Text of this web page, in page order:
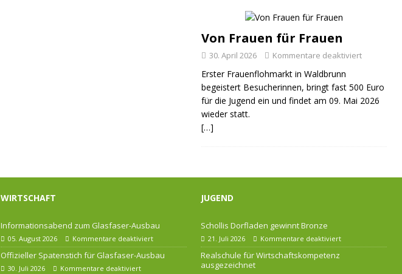
Von Frauen für Frauen
30. April 2026 Kommentare deaktiviert
Erster Frauenflohmarkt in Waldbrunn
begeistert Besucherinnen, bringt fast 500 Euro
für die Jugend ein und findet am 09. Mai 2026
wieder statt.
[…]
WIRTSCHAFT
Informationsabend zum Glasfaser-Ausbau
05. August 2026 Kommentare deaktiviert
Offizieller Spatenstich für Glasfaser-Ausbau
30. Juli 2026 Kommentare deaktiviert
JUGEND
Schollis Dorfladen gewinnt Bronze
21. Juli 2026 Kommentare deaktiviert
Realschule für Wirtschaftskompetenz
ausgezeichnet